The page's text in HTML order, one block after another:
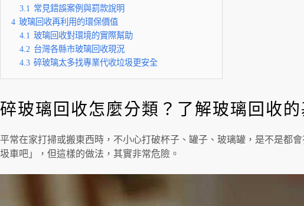
3.1 常見錯誤案例與罰款說明
4 玻璃回收再利用的環保價值
4.1 玻璃回收對環境的實際幫助
4.2 台灣各縣市玻璃回收現況
4.3 碎玻璃太多找專業代收垃圾更安全
碎玻璃回收怎麼分類？了解玻璃回收的
平常在家打掃或搬東西時，不小心打破杯子、罐子、玻璃罐，是不是都
圾車吧」，但這樣的做法，其實非常危險。